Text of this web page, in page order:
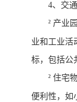
4、 交
² 产业
业和工业活
标，包括公
² 住宅
便利性，如